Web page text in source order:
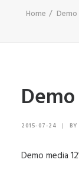
Home Demo
2015-07-24 | BY
Demo media